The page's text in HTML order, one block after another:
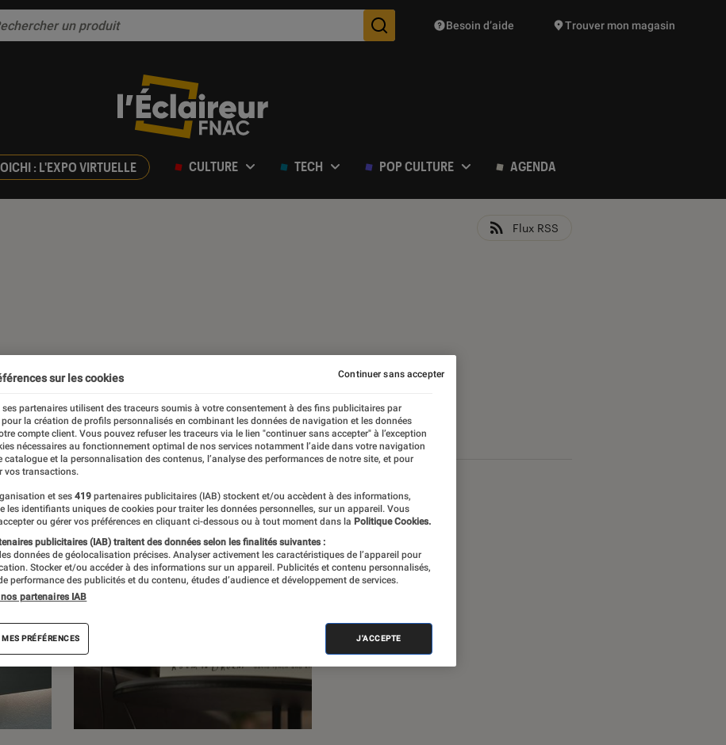
Des suggestions de produits vont vous être proposées
Besoin d’aide Trouver mon magasin
: L'EXPO VIRTUELLE CULTURE TECH POP CULTURE AGENDA
Flux RSS
guides Tests
sur les cookies
ses partenaires utilisent des traceurs soumis à votre consentement à des fins publicitaires par
pour la création de profils personnalisés en combinant les données de navigation et les données
compte client. Vous pouvez refuser les traceurs via le lien "continuer sans accepter" à l’exception
nécessaires au fonctionnement optimal de nos services notamment l’aide dans votre navigation
catalogue et la personnalisation des contenus, l’analyse des performances de notre site, et pour
vos transactions.
et ses 419 partenaires publicitaires (IAB) stockent et/ou accèdent à des informations,
les identifiants uniques de cookies pour traiter les données personnelles, sur un appareil. Vous
ou gérer vos préférences en cliquant ci-dessous ou à tout moment dans la Politique Cookies.
publicitaires (IAB) traitent des données selon les finalités suivantes :
données de géolocalisation précises. Analyser activement les caractéristiques de l’appareil pour
Stocker et/ou accéder à des informations sur un appareil. Publicités et contenu personnalisés,
performance des publicités et du contenu, études d’audience et développement de services.
partenaires IAB
MES PRÉFÉRENCES J'ACCEPTE
Continuer sans accepter